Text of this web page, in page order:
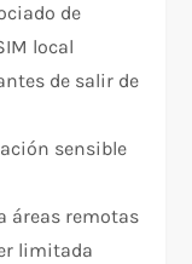
de
local
de salir de
sensible
áreas remotas
limitada